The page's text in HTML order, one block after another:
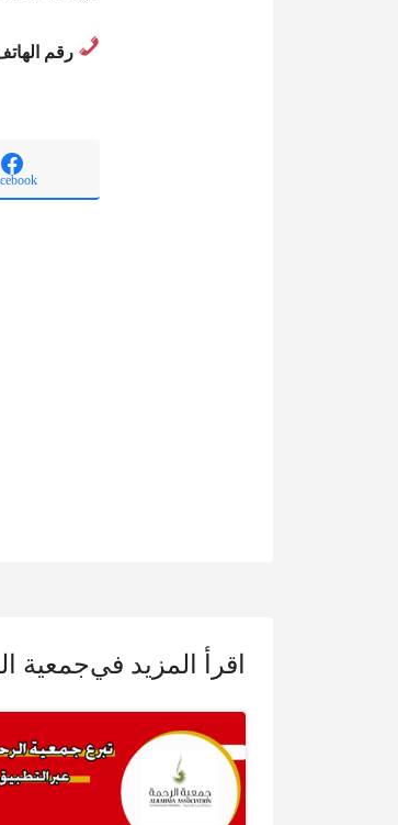
رقم
اقرأ المزيد فيجمعية